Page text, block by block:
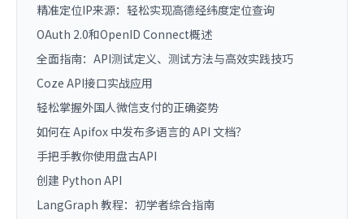
精准定位IP来源：轻松实现高德经纬度定位查询
OAuth 2.0和OpenID Connect概述
全面指南：API测试定义、测试方法与高效实践技巧
Coze API接口实战应用
轻松掌握外国人微信支付的正确姿势
如何在 Apifox 中发布多语言的 API 文档？
手把手教你使用盘古API
创建 Python API
LangGraph 教程：初学者综合指南